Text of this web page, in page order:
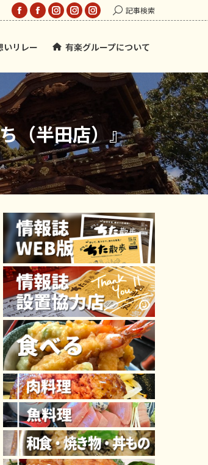
Facebook
opens
new
window
Facebook
opens
new
window
Instagram
opens
new
window
Instagram
opens
new
Instagram
opens
new
window
Search:記事検索
いリレー 有楽グループについて
（半田店）』